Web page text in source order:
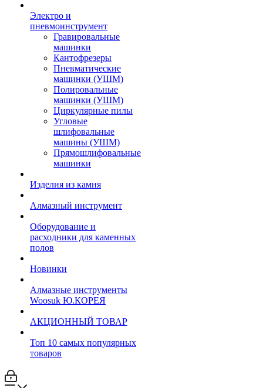
Электро и
пневмоинструмент
Гравировальные
машинки
Кантофрезеры
Пневматические
машинки (УШМ)
Полировальные
машинки (УШМ)
Циркулярные пилы
Угловые
шлифовальные
машины (УШМ)
Прямошлифовальные
машинки
Изделия из камня
Алмазный инструмент
Оборудование и
расходники для каменных
полов
Новинки
Алмазные инструменты
Woosuk Ю.КОРЕЯ
АКЦИОННЫЙ ТОВАР
Топ 10 самых популярных
товаров